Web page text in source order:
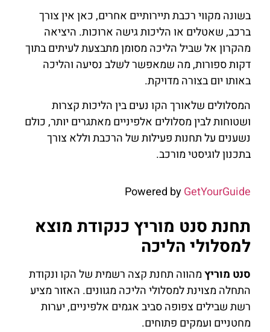
בשונה מקווי רכבת תיירותיים אחרים, כאן אין צורך
ברכב, שאטלים או הליכות גישה ארוכות. היציאה
מהקרון אל שביל הליכה מסומן מתבצעת לעיתים בתוך
דקות ספורות, מה שמאפשר לשלב נסיעה והליכה
באותו יום בצורה מדויקת.
המסלולים שלאורך הקו נעים בין הליכות קצרות
ושטוחות לבין מסלולים אלפיניים מאתגרים יותר, כולם
נשענים על תחנות פעילות של הרכבת וללא צורך
בתכנון לוגיסטי מורכב.
Powered byGetYourGuide
תחנת סנט מוריץ כנקודת מוצא
למסלולי הליכה
סנט מוריץמהווה תחנת קצה רשמית של הקו ונקודת
התחלה מצוינת למסלולי הליכה מגוונים. האזור מציע
רשת שבילים צפופה סביב אגמים אלפיניים, יערות
מחטניים ועמקים פתוחים.